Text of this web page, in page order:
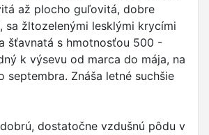
až plocho guľovitá, dobre
sa žltozelenými lesklými krycími
šťavnatá s hmotnosťou 500 -
k výsevu od marca do mája, na
septembra. Znáša letné suchšie
dostatočne vzdušnú pôdu v